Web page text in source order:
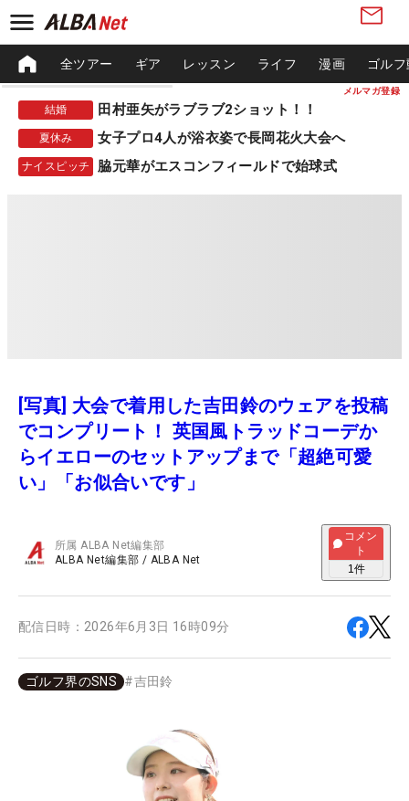
メルマガ登録
全ツアー ギア レッスン ライフ 漫画 ゴル
結婚 田村亜矢がラブラブ2ショット！！
夏休み 女子プロ4人が浴衣姿で長岡花火大会へ
ナイスピッチ 脇元華がエスコンフィールドで始球式
[写真] 大会で着用した吉田鈴のウェアを投稿
でコンプリート！ 英国風トラッドコーデか
らイエローのセットアップまで「超絶可愛
い」「お似合いです」
所属ALBA Net編集部
ALBA Net編集部 / ALBA Net
コメン
ト
1件
配信日時： 2026年6月3日 16時09分
ゴルフ界のSNS #吉田鈴